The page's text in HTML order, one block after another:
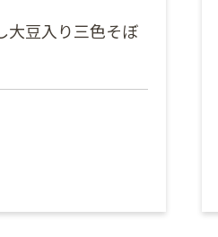
大豆入り三色そぼ